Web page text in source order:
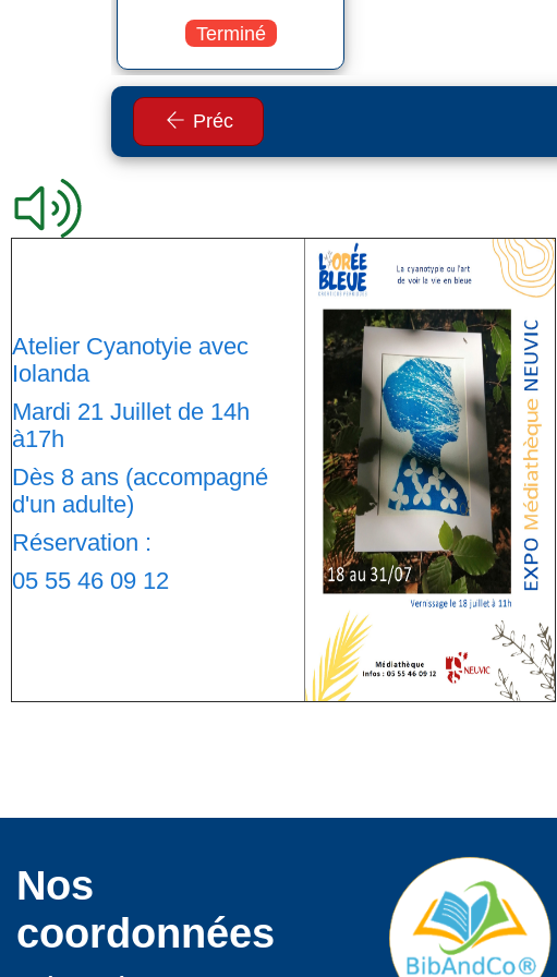
Terminé
Préc
Atelier Cyanotyie avec
Iolanda
Mardi 21 Juillet de 14h
à17h
Dès 8 ans (accompagné
d'un adulte)
Réservation :
05 55 46 09 12
Nos
coordonnées